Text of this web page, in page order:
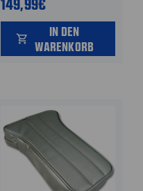
149,99€
shopping_cart
IN DEN
WARENKORB